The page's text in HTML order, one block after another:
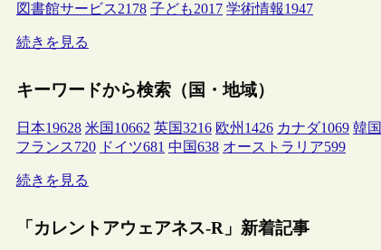
図書館サービス2178 子ども2017 学術情報1947
続きを見る
キーワードから検索（国・地域）
日本19628 米国 10662 英国3216 欧州 1426 カナダ1069 韓国
フランス720 ドイツ681 中国638 オーストラリア599
続きを見る
「カレントアウェアネス-R」新着記事